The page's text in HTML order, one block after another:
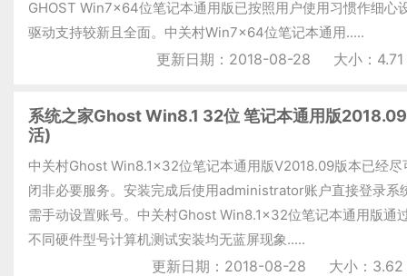
GHOST Win7x64位笔记本通用版已按照用户使用习惯作细心
驱动支持较新且全面。中关村Win7x64位笔记本通用.....
更新日期：2018-08-28 大小：
系统之家Ghost Win8.1 32位 笔记本通用版
活)
中关村Ghost Win8.1x32位笔记本通用版V2018.09版本已经尽
闭非必要服务。安装完成后使用administrator账户直接登录系
需手动设置账号。中关村Ghost Win8.1x32位笔记本通用版通
不同硬件型号计算机测试安装均无蓝屏现象.....
更新日期：2018-08-28 大小：3.62